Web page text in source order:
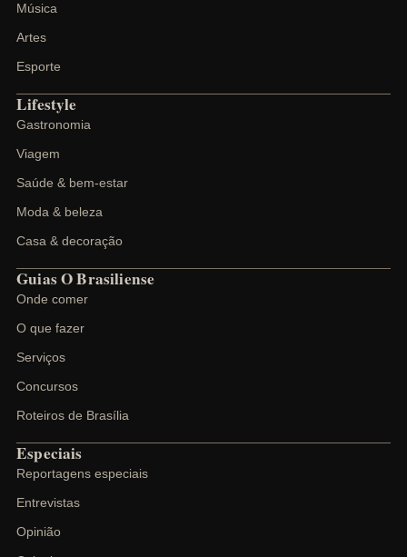
Música
Artes
Esporte
Lifestyle
Gastronomia
Viagem
Saúde & bem-estar
Moda & beleza
Casa & decoração
Guias O Brasiliense
Onde comer
O que fazer
Serviços
Concursos
Roteiros de Brasília
Especiais
Reportagens especiais
Entrevistas
Opinião